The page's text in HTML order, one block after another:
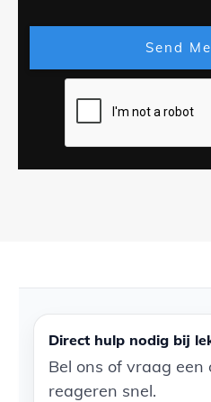
Send
Direct hulp nodig bij
Bel ons of vraag
reageren snel.